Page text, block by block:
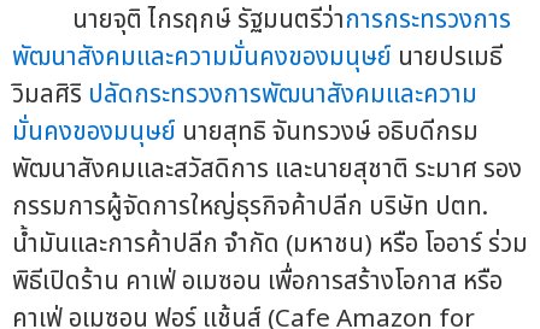
นายจุติ ไกรฤกษ์ รัฐมนตรีว่าการกระทรวงการ
พัฒนาสังคมและความมั่นคงของมนุษย์ นายปรเมธี
วิมลศิริ ปลัดกระทรวงการพัฒนาสังคมและความ
มั่นคงของมนุษย์ นายสุทธิ จันทรวงษ์ อธิบดีกรม
พัฒนาสังคมและสวัสดิการ และนายสุชาติ ระมาศ รอง
กรรมการผู้จัดการใหญ่ธุรกิจค้าปลีก บริษัท ปตท.
น้ำมันและการค้าปลีก จำกัด (มหาชน) หรือ โออาร์ ร่วม
พิธีเปิดร้าน คาเฟ่ อเมซอน เพื่อการสร้างโอกาส หรือ
คาเฟ่ อเมซอน ฟอร์ แช้นส์ (Cafe Amazon for